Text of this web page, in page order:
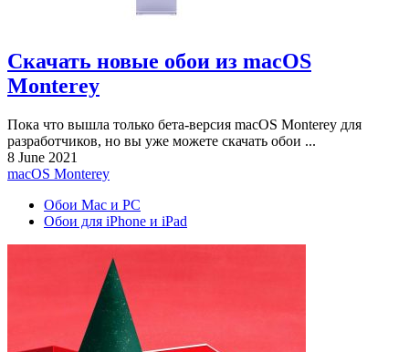
Скачать новые обои из macOS
Monterey
Пока что вышла только бета-версия macOS Monterey для
разработчиков, но вы уже можете скачать обои ...
8 June 2021
macOS Monterey
Обои Mac и PC
Обои для iPhone и iPad